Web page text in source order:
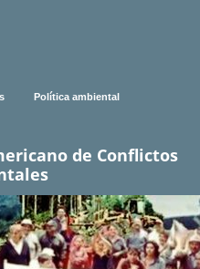
Política ambiental
de Conflictos